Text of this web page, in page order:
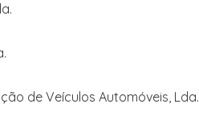
de Veículos Automóveis, Lda.